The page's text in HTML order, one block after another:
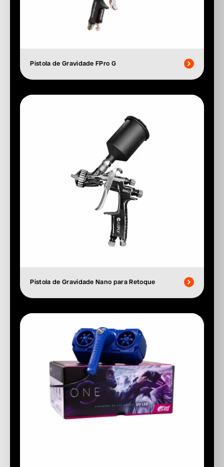
Pistola de Gravidade FPro G
Pistola de Gravidade Nano para Retoque